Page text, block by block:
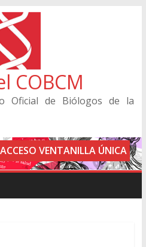
COBCM
Oficial de Biólogos de la
ACCESO VENTANILLA ÚNICA